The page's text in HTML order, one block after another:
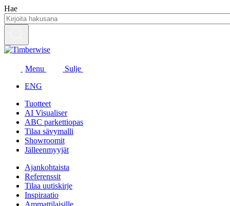
Siirry
sisältöön
Hae
Menu
Sulje
ENG
Tuotteet
AI Visualiser
ABC parkettiopas
Tilaa sävymalli
Showroomit
Jälleenmyyjät
Ajankohtaista
Referenssit
Tilaa uutiskirje
Inspiraatio
Ammattilaisille